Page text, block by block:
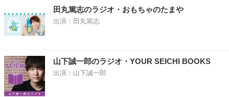
田丸篤志のラジオ・おもちゃのたまや
出演：田丸篤志
山下誠一郎のラジオ・YOUR SEICHI BOOKS
出演：山下誠一郎